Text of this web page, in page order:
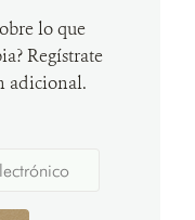
lo que
Regístrate
adicional.